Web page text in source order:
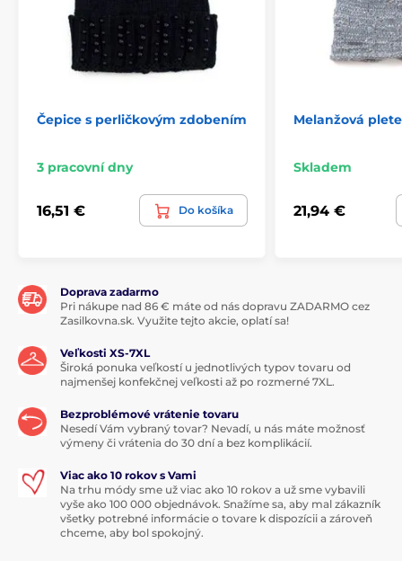
Čepice s perličkovým zdobením
3 pracovní dny
16,51 € Do košíka
Melanžová
Skladem
21,94 €
Doprava zadarmo
Pri nákupe nad 86 € máte od nás dopravu ZADARMO cez
Zasilkovna.sk. Využite tejto akcie, oplatí sa!
Veľkosti XS-7XL
Široká ponuka veľkostí u jednotlivých typov tovaru od
najmenšej konfekčnej veľkosti až po rozmerné 7XL.
Bezproblémové vrátenie tovaru
Nesedí Vám vybraný tovar? Nevadí, u nás máte možnosť
výmeny či vrátenia do 30 dní a bez komplikácií.
Viac ako 10 rokov s Vami
Na trhu módy sme už viac ako 10 rokov a už sme vybavili
vyše ako 100 000 objednávok. Snažíme sa, aby mal zákazník
všetky potrebné informácie o tovare k dispozícii a zároveň
chceme, aby bol spokojný.